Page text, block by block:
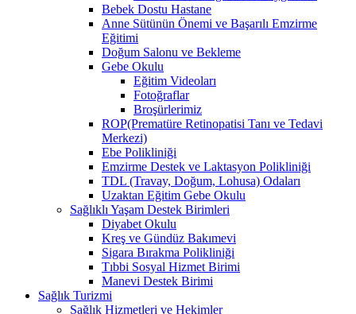
Bebek Dostu Hastane
Anne Sütünün Önemi ve Başarılı Emzirme
Eğitimi
Doğum Salonu ve Bekleme
Gebe Okulu
Eğitim Videoları
Fotoğraflar
Broşürlerimiz
ROP(Prematüre Retinopatisi Tanı ve Tedavi
Merkezi)
Ebe Polikliniği
Emzirme Destek ve Laktasyon Polikliniği
TDL (Travay, Doğum, Lohusa) Odaları
Uzaktan Eğitim Gebe Okulu
Sağlıklı Yaşam Destek Birimleri
Diyabet Okulu
Kreş ve Gündüz Bakımevi
Sigara Bırakma Polikliniği
Tıbbi Sosyal Hizmet Birimi
Manevi Destek Birimi
Sağlık Turizmi
Sağlık Hizmetleri ve Hekimler